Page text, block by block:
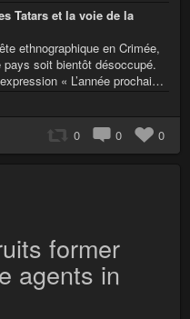
Tatars et la voie de la
ethnographique en Crimée,
pays soit bientôt désoccupé.
« L’année prochai…
0 0 0
former
agents in